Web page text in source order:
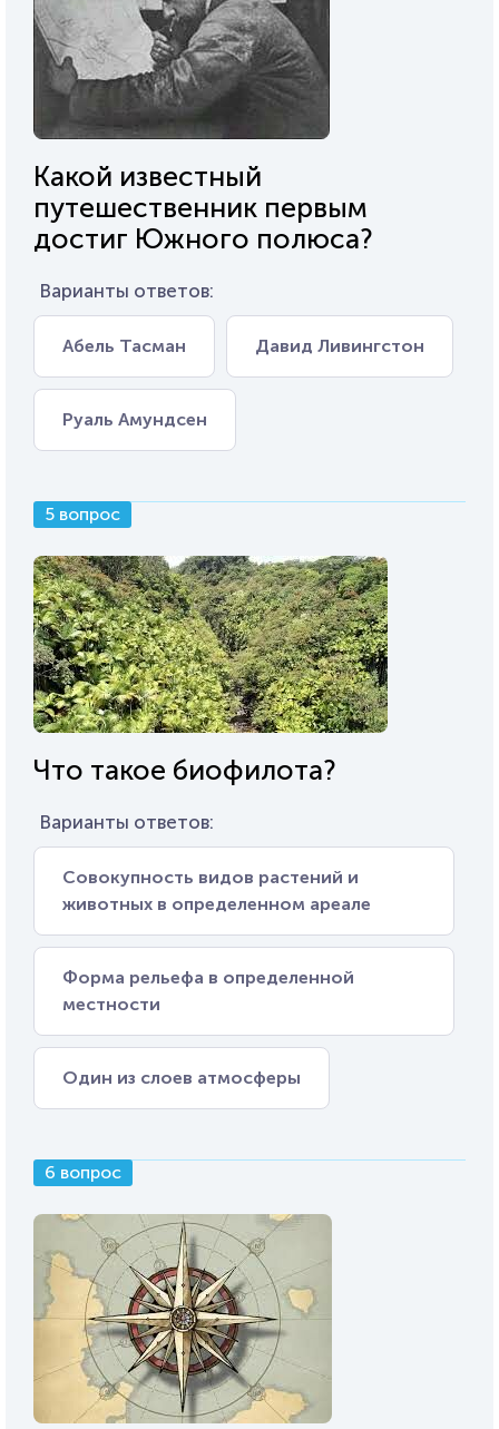
Какой известный
путешественник первым
достиг Южного полюса?
Варианты ответов:
Абель Тасман Давид Ливингстон
Руаль Амундсен
5 вопрос
Что такое биофилота?
Варианты ответов:
Совокупность видов растений и
животных в определенном ареале
Форма рельефа в определенной
местности
Один из слоев атмосферы
6 вопрос